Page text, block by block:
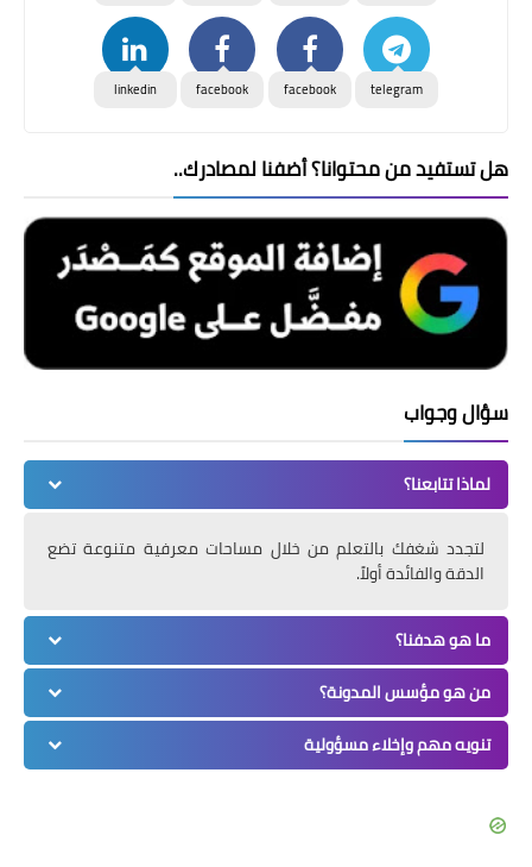
telegram
facebook
facebook
linkedin
هل تستفيد من محتوانا؟ أضفنا لمصادرك..
سؤال وجواب
لماذا تتابعنا؟
لتجدد شغفك بالتعلم من خلال مساحات معرفية متنوعة تضع
الدقة والفائدة أولاً.
ما هو هدفنا؟
من هو مؤسس المدونة؟
تنويه مهم وإخلاء مسؤولية